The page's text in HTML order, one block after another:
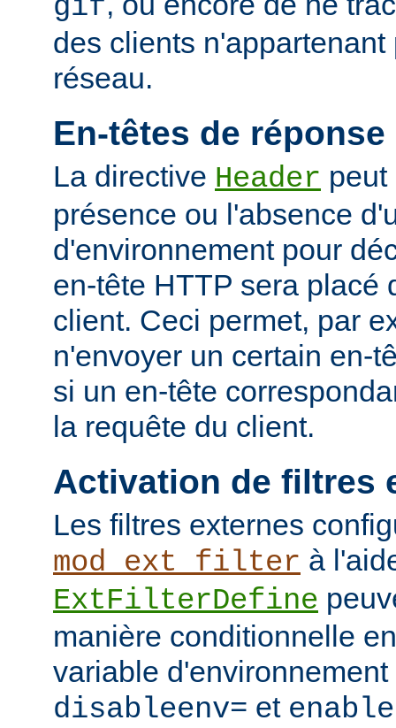
gif
des clients
réseau.
En-têtes de
La directive Header peut
présence ou l'absence
d'environnement pour
en-tête HTTP sera placé
client. Ceci permet, par
n'envoyer un certain en-
si un en-tête
la requête du client.
Activation de filtres
Les filtres externes
mod_ext_filter à
ExtFilterDefine
manière conditionnelle
variable
disableenv= et